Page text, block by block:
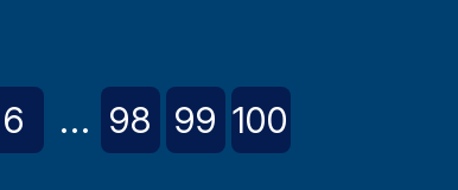
6 ... 98 99 100